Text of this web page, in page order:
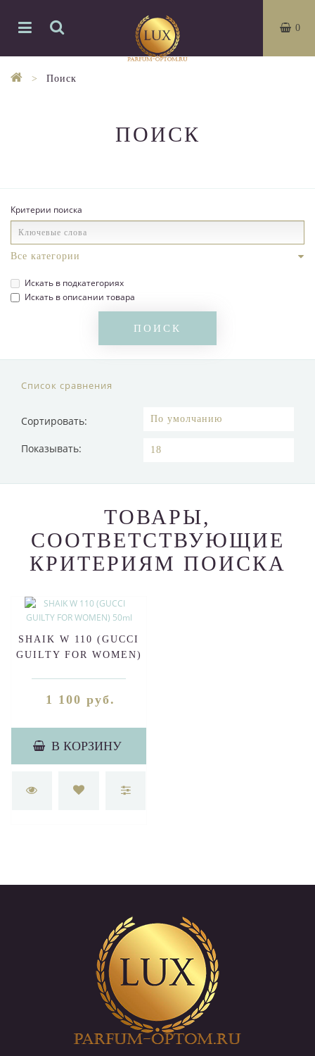
0
Поиск
ПОИСК
Критерии поиска
Искать в подкатегориях
Искать в описании товара
Список сравнения
Сортировать:
Показывать:
ТОВАРЫ,
СООТВЕТСТВУЮЩИЕ
КРИТЕРИЯМ ПОИСКА
SHAIK W 110 (GUCCI
GUILTY FOR WOMEN)
1 100 руб.
В КОРЗИНУ